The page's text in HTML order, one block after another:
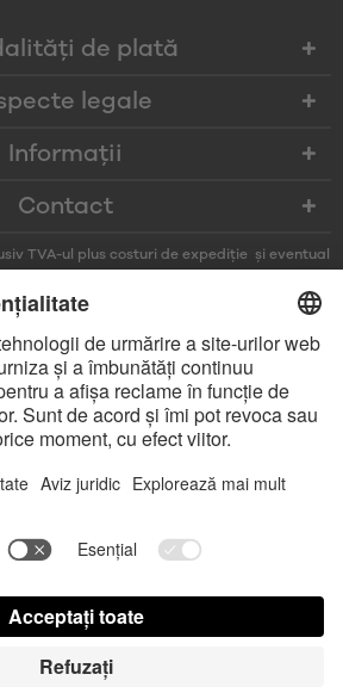
de plată
legale
Informații
Contact
TVA-ul plus costuri de expediție și eventual
sunt mărci comerciale înregistrate
Inc. și orice utilizare a acestor mărci de către
se face doar sub licență.
Watch sunt mărci comerciale ale Apple Inc.
Play sunt mărci comerciale ale Google LLC.